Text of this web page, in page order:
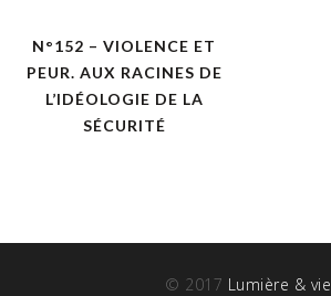
N°152 – VIOLENCE ET
PEUR. AUX RACINES DE
L’IDÉOLOGIE DE LA
SÉCURITÉ
© 2017 Lumière & vie